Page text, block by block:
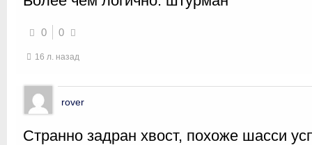
0 0
16 л. назад
rover
Странно задран хвост, похоже шасси